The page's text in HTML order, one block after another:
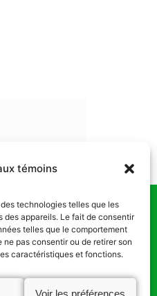
témoins
technologies telles que les
appareils. Le fait de consentir
telles que le comportement
pas consentir ou de retirer son
caractéristiques et fonctions.
Voir les préférences